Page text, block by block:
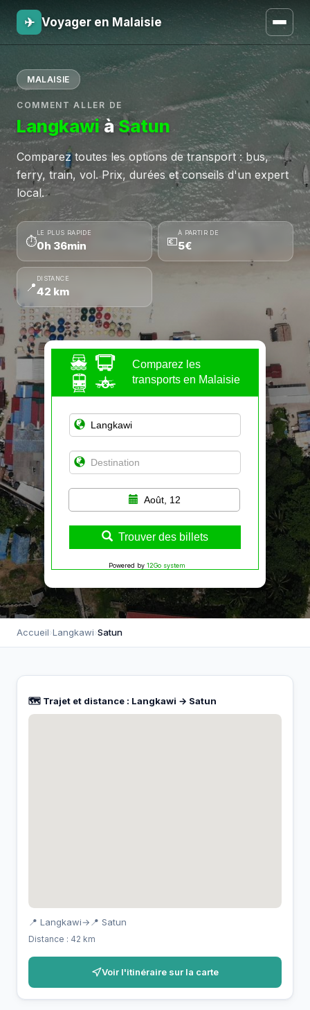
✈ Voyager en Malaisie
MALAISIE
COMMENT ALLER DE
LangkawiàSatun
Comparez toutes les options de transport : bus,
ferry, train, vol. Prix, durées et conseils d'un expert
local.
⏱
LE PLUS RAPIDE
0h 36min 💶
À PARTIR DE
5€
📍
DISTANCE
42 km
Comparez les
transports en Malaisie
Août, 12
Trouver des billets
Powered by 12Go system
Accueil›Langkawi›Satun
🗺️ Trajet et distance : Langkawi → Satun
📍 Langkawi→ 📍 Satun
Distance : 42 km
Voir l'itinéraire sur la carte